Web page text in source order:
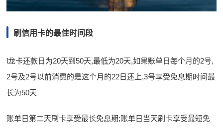
刷信用卡的最佳时间段
l龙卡还款日为20天到50天,最低为20天,如果账单日每个月的2号,
2号及2号以前消费的是这个月的22日还上,3号享受免息期时间最
长为50天
账单日第二天刷卡享受最长免息期;账单日当天刷卡享受最短免